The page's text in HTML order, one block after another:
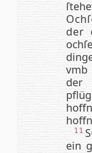
der
vmb
der
11
ein